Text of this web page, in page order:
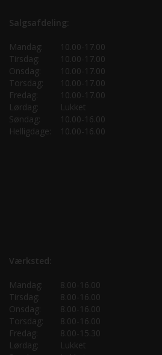
Salgsafdeling:
Mandag:
10.00-17.00
Tirsdag:
10.00-17.00
Onsdag:
10.00-17.00
Torsdag:
10.00-17.00
Fredag:
10.00-17.00
Lørdag:
Lukket
Søndag:
10.00-16.00
Helligdage:
10.00-16.00
Værksted:
Mandag:
8.00-16.00
Tirsdag:
8.00-16.00
Onsdag:
8.00-16.00
Torsdag:
8.00-16.00
Fredag:
8.00-15.30
Lørdag:
Lukket